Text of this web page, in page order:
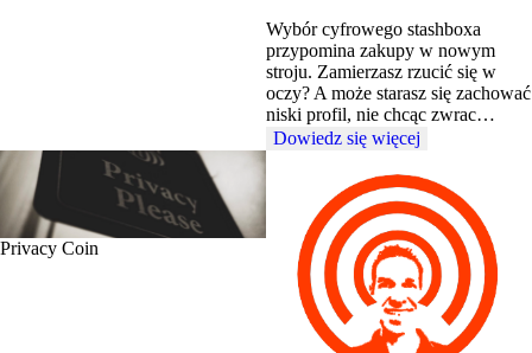
Wybór cyfrowego stashboxa
przypomina zakupy w nowym
stroju. Zamierzasz rzucić się w
oczy? A może starasz się zachować
niski profil, nie chcąc zwrac…
Dowiedz się więcej
Privacy Coin